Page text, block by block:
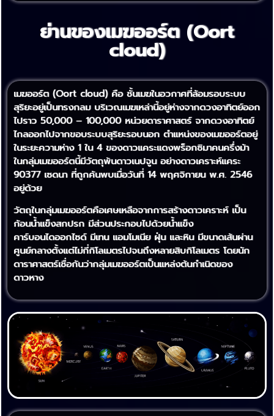
ย่านของเมฆออร์ต (Oort
cloud)
เมฆออร์ต (Oort cloud) คือ ชั้นเมฆในอวกาศที่ล้อมรอบระบบ
สุริยะอยู่เป็นทรงกลม บริเวณเมฆเหล่านี้อยู่ห่างจากดวงอาทิตย์ออก
ไปราว 50,000 – 100,000 หน่วยดาราศาสตร์ จากดวงอาทิตย์
ไกลออกไปจากขอบระบบสุริยะรอบนอก ตำแหน่งของเมฆออร์ตอยู่
ในระยะความห่าง 1 ใน 4 ของดาวแคระแดงพร็อกซิมาคนครึ่งม้า
ในกลุ่มเมฆออร์ตนี้มีวัตถุพ้นดาวเนปจูน อย่างดาวเคราะห์แคระ
90377 เซดนา ที่ถูกค้นพบเมื่อวันที่ 14 พฤศจิกายน พ.ศ. 2546
อยู่ด้วย
วัตถุในกลุ่มเมฆออร์ตคือเศษเหลือจากการสร้างดาวเคราะห์ เป็น
ก้อนน้ำแข็งสกปรก มีส่วนประกอบไปด้วยน้ำแข็ง
คาร์บอนไดออกไซด์ มีเทน แอมโมเนีย ฝุ่น และหิน มีขนาดเส้นผ่าน
ศูนย์กลางตั้งแต่ไม่กี่กิโลเมตรไปจนถึงหลายสิบกิโลเมตร โดยนัก
ดาราศาสตร์เชื่อกันว่ากลุ่มเมฆออร์ตเป็นแหล่งต้นกำเนิดของ
ดาวหาง